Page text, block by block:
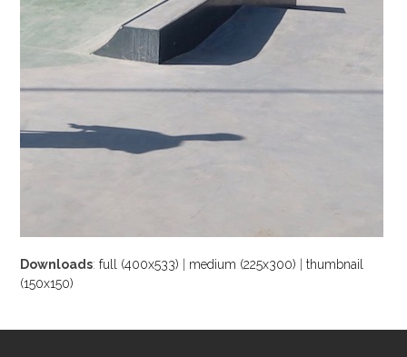
Downloads:full (400x533) medium (225x300) |thumbnail
(150x150)